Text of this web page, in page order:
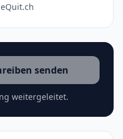
senden
weitergeleitet.